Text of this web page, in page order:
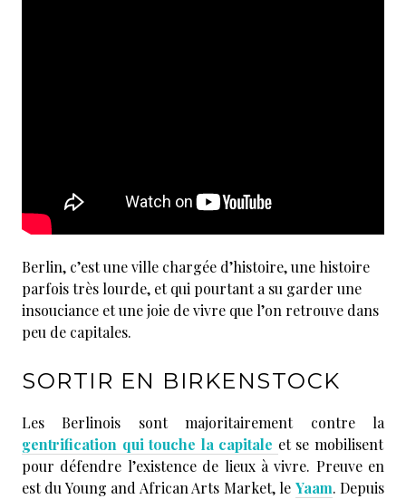
Berlin, c’est une ville chargée d’histoire, une histoire
parfois très lourde, et qui pourtant a su garder une
insouciance et une joie de vivre que l’on retrouve dans
peu de capitales.
SORTIR EN BIRKENSTOCK
Les Berlinois sont majoritairement contre la
gentrification qui touche la capitale et se mobilisent
pour défendre l’existence de lieux à vivre. Preuve en
est du Young and African Arts Market, le Yaam. Depuis